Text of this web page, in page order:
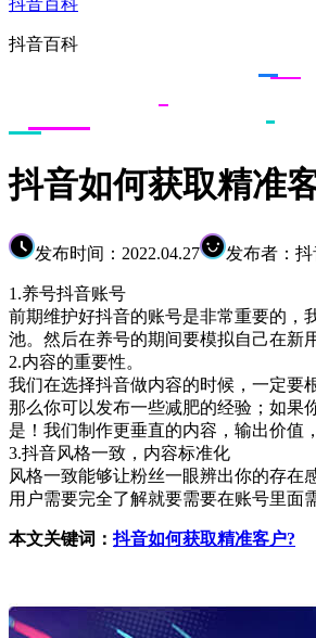
抖音百科
抖音如何获取精准
发布时间：2022.04.27 发布者：
1.养号抖音账号
前期维护好抖音的账号是非常重要的，
池。然后在养号的期间要模拟自己在新
2.内容的重要性。
我们在选择抖音做内容的时候，一定要
那么你可以发布一些减肥的经验；如果
是！我们制作更垂直的内容，输出价值
3.抖音风格一致，内容标准化
风格一致能够让粉丝一眼辨出你的存在
用户需要完全了解就要需要在账号里面
本文关键词：抖音如何获取精准客户?